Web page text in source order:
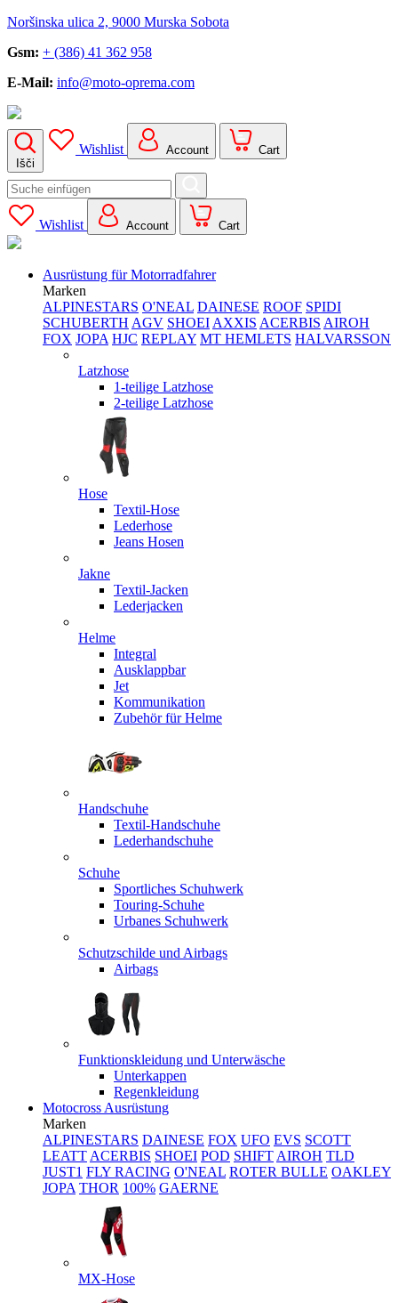
Noršinska ulica 2, 9000 Murska Sobota
Gsm: + (386) 41 362 958
E-Mail: info@moto-oprema.com
Išči
Wishlist Account Cart
Search
for:
Wishlist
Account Cart
Ausrüstung für Motorradfahrer
Marken
ALPINESTARS O'NEAL DAINESE ROOF SPIDI
SCHUBERTH AGV SHOEI AXXIS ACERBIS AIROH
FOX JOPA HJC REPLAY MT HEMLETS HALVARSSON
Latzhose
1-teilige Latzhose
2-teilige Latzhose
Hose
Textil-Hose
Lederhose
Jeans Hosen
Jakne
Textil-Jacken
Lederjacken
Helme
Integral
Ausklappbar
Jet
Kommunikation
Zubehör für Helme
Handschuhe
Textil-Handschuhe
Lederhandschuhe
Schuhe
Sportliches Schuhwerk
Touring-Schuhe
Urbanes Schuhwerk
Schutzschilde und Airbags
Airbags
Funktionskleidung und Unterwäsche
Unterkappen
Regenkleidung
Motocross Ausrüstung
Marken
ALPINESTARS DAINESE FOX UFO EVS SCOTT
LEATT ACERBIS SHOEI POD SHIFT AIROH TLD
JUST1 FLY RACING O'NEAL ROTER BULLE OAKLEY
JOPA THOR 100% GAERNE
MX-Hose